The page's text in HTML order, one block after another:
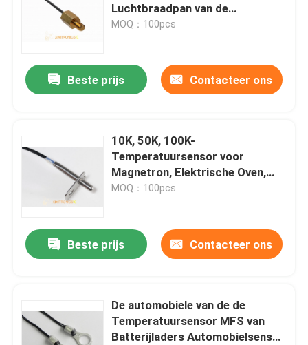
Luchtbraadpan van de
Koffiemachine en Bakseloven
MOQ：100pcs
Beste prijs Contacteer ons
10K, 50K, 100K-
Temperatuursensor voor
Magnetron, Elektrische Oven,
Luchtbraadpan, Elektrische
MOQ：100pcs
Beste prijs Contacteer ons
De automobiele van de de
Temperatuursensor MFS van
Batterijladers Automobielsensor